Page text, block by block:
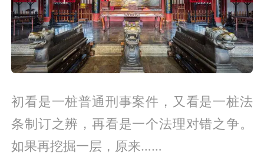
初看是一桩普通刑事案件，又看是一桩法
条制订之辨，再看是一个法理对错之争。
如果再挖掘一层，原来……